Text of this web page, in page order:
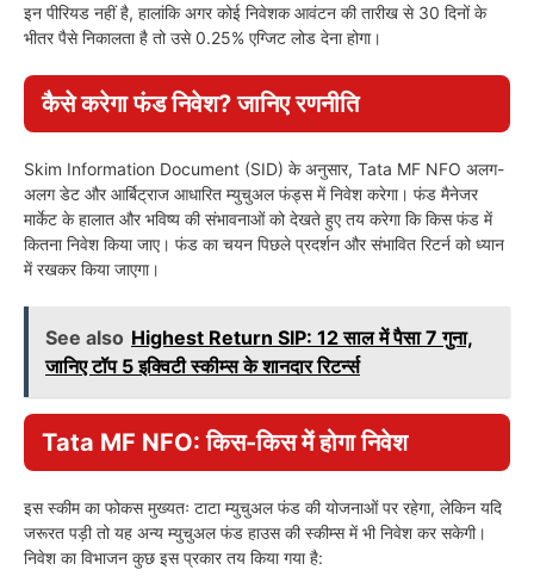
इन पीरियड नहीं है, हालांकि अगर कोई निवेशक आवंटन की तारीख से 30 दिनों के
भीतर पैसे निकालता है तो उसे 0.25% एग्जिट लोड देना होगा।
कैसे करेगा फंड निवेश? जानिए रणनीति
Skim Information Document (SID) के अनुसार, Tata MF NFO अलग-
अलग डेट और आर्बिट्राज आधारित म्युचुअल फंड्स में निवेश करेगा। फंड मैनेजर
मार्केट के हालात और भविष्य की संभावनाओं को देखते हुए तय करेगा कि किस फंड में
कितना निवेश किया जाए। फंड का चयन पिछले प्रदर्शन और संभावित रिटर्न को ध्यान
में रखकर किया जाएगा।
See also Highest Return SIP: 12 साल में पैसा 7 गुना,
जानिए टॉप 5 इक्विटी स्कीम्स के शानदार रिटर्न्स
Tata MF NFO: किस-किस में होगा निवेश
इस स्कीम का फोकस मुख्यतः टाटा म्युचुअल फंड की योजनाओं पर रहेगा, लेकिन यदि
जरूरत पड़ी तो यह अन्य म्युचुअल फंड हाउस की स्कीम्स में भी निवेश कर सकेगी।
निवेश का विभाजन कुछ इस प्रकार तय किया गया है: